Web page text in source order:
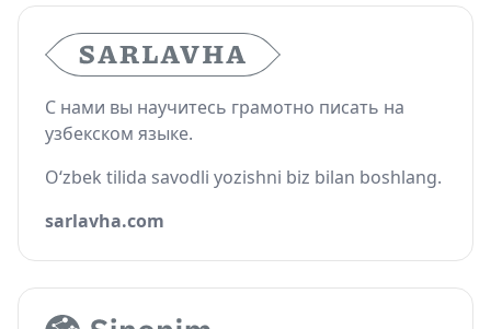
С нами вы научитесь грамотно писать на
узбекском языке.
O‘zbek tilida savodli yozishni biz bilan boshlang.
sarlavha.com